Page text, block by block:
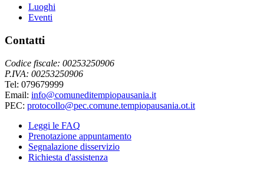
Luoghi
Eventi
Contatti
Codice fiscale: 00253250906
P.IVA: 00253250906
Tel: 079679999
Email: info@comuneditempiopausania.it
PEC: protocollo@pec.comune.tempiopausania.ot.it
Leggi le FAQ
Prenotazione appuntamento
Segnalazione disservizio
Richiesta d'assistenza